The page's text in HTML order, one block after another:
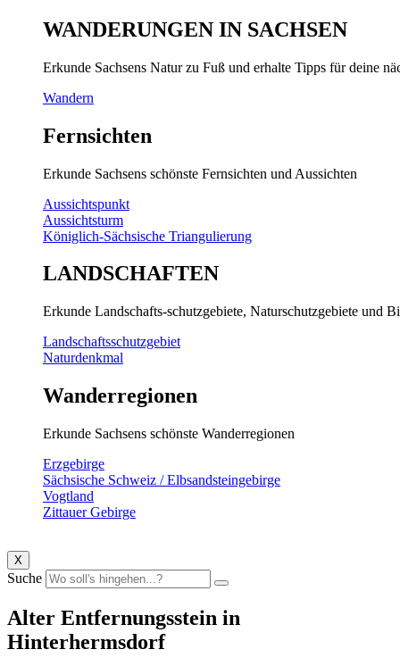
WANDERUNGEN IN SACHSEN
Erkunde Sachsens Natur zu Fuß und erhalte Tipps für deine
Wandern
Fernsichten
Erkunde Sachsens schönste Fernsichten und Aussichten
Aussichtspunkt
Aussichtsturm
Königlich-Sächsische Triangulierung
LANDSCHAFTEN
Erkunde Landschafts-schutzgebiete, Naturschutzgebiete und
Landschaftsschutzgebiet
Naturdenkmal
Wanderregionen
Erkunde Sachsens schönste Wanderregionen
Erzgebirge
Sächsische Schweiz / Elbsandsteingebirge
Vogtland
Zittauer Gebirge
X
Suche
Alter Entfernungsstein in
Hinterhermsdorf